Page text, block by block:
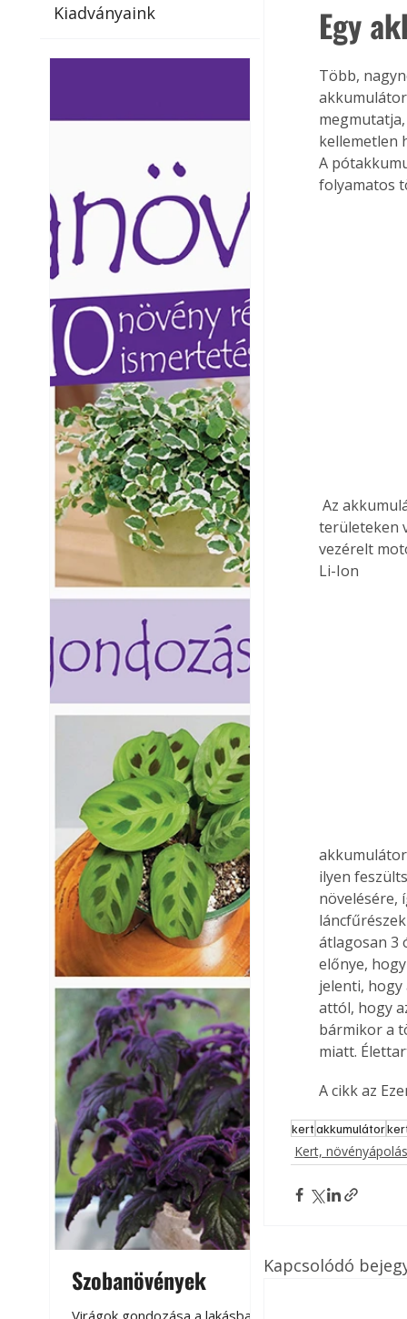
az otthonában, útközben vagy
elérhetők lapszámaink. Bárhol,
az otthonában,
nyaralás, pihenés
bármikor, akár
vagy dolgozva is
Ezermester
Laptapir kényelmes
mert: – t
Kiadványaink
Szobanövények
Virágoskert:
Egy
Több,
kellemetlen
A
folyamatos
Az akkumulátoros üzemeltetés további nagy előnye, hogy alkalmasak zajérzékeny
területeken
vezérelt
Li-Ion
ilyen
növelésére,
átlagosan 3
előnye,
jelenti, hogy
attól, hogy
bármikor a
miatt.
A cikk az
kertakkumulátor
Kert, növényápolás
Kapcsolódó